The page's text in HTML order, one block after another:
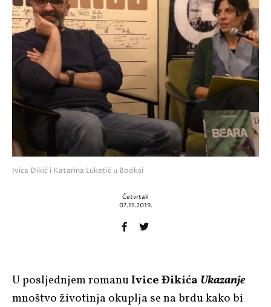
Ivica Đikić i Katarina Luketić u Booksi
Četvrtak
07.11.2019.
U posljednjem romanuIvice ĐikićaUkazanje
mnoštvo životinja okuplja se na brdu kako bi